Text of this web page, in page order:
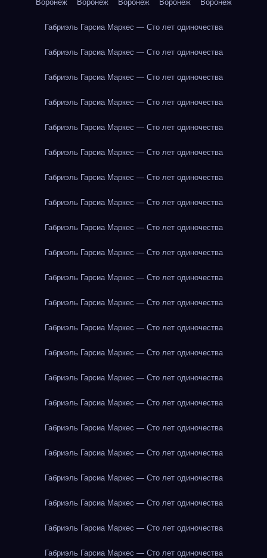
Воронеж Воронеж Воронеж Воронеж Воронеж
Габриэль Гарсиа Маркес — Сто лет одиночества
Габриэль Гарсиа Маркес — Сто лет одиночества
Габриэль Гарсиа Маркес — Сто лет одиночества
Габриэль Гарсиа Маркес — Сто лет одиночества
Габриэль Гарсиа Маркес — Сто лет одиночества
Габриэль Гарсиа Маркес — Сто лет одиночества
Габриэль Гарсиа Маркес — Сто лет одиночества
Габриэль Гарсиа Маркес — Сто лет одиночества
Габриэль Гарсиа Маркес — Сто лет одиночества
Габриэль Гарсиа Маркес — Сто лет одиночества
Габриэль Гарсиа Маркес — Сто лет одиночества
Габриэль Гарсиа Маркес — Сто лет одиночества
Габриэль Гарсиа Маркес — Сто лет одиночества
Габриэль Гарсиа Маркес — Сто лет одиночества
Габриэль Гарсиа Маркес — Сто лет одиночества
Габриэль Гарсиа Маркес — Сто лет одиночества
Габриэль Гарсиа Маркес — Сто лет одиночества
Габриэль Гарсиа Маркес — Сто лет одиночества
Габриэль Гарсиа Маркес — Сто лет одиночества
Габриэль Гарсиа Маркес — Сто лет одиночества
Габриэль Гарсиа Маркес — Сто лет одиночества
Габриэль Гарсиа Маркес — Сто лет одиночества